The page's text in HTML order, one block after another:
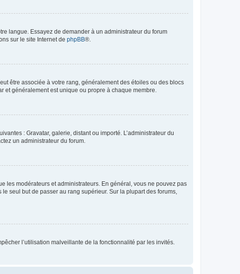
langue. Essayez de demander à un administrateur du forum
sur le site Internet de phpBB®.
être associée à votre rang, généralement des étoiles ou des blocs
et généralement est unique ou propre à chaque membre.
: Gravatar, galerie, distant ou importé. L’administrateur du
un administrateur du forum.
les modérateurs et administrateurs. En général, vous ne pouvez pas
seul but de passer au rang supérieur. Sur la plupart des forums,
l’utilisation malveillante de la fonctionnalité par les invités.